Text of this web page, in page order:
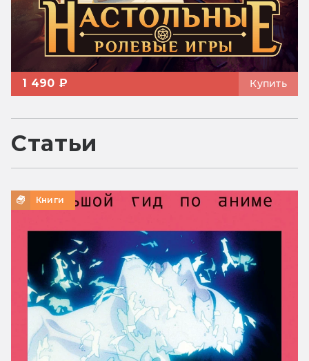
1 490 ₽ Купить
Статьи
Книги